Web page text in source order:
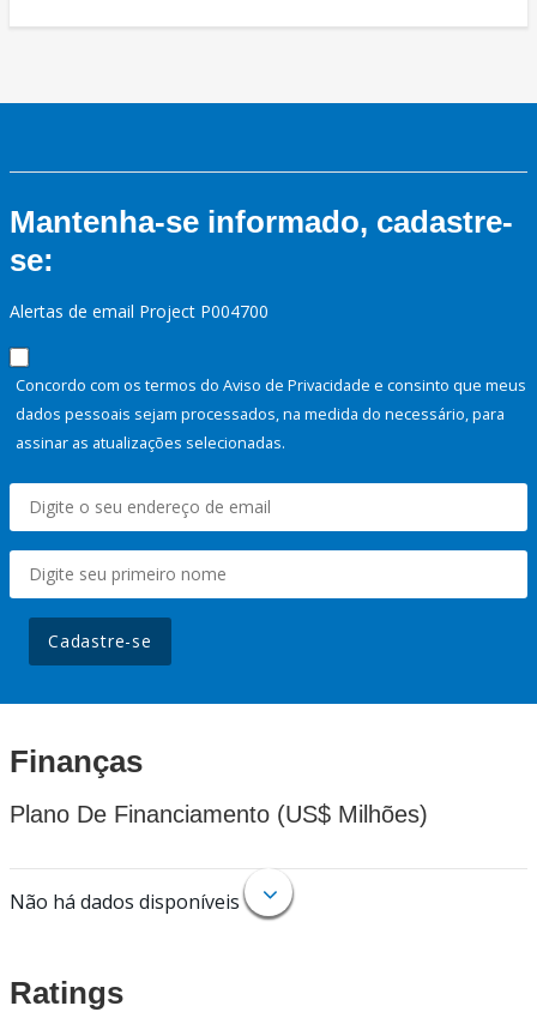
Mantenha-se informado, cadastre-
se:
Alertas de email Project P004700
Concordo com os termos do Aviso de Privacidade e consinto que meus
dados pessoais sejam processados, na medida do necessário, para
assinar as atualizações selecionadas.
Cadastre-se
Finanças
Plano De Financiamento (US$ Milhões)
Não há dados disponíveis
Ratings